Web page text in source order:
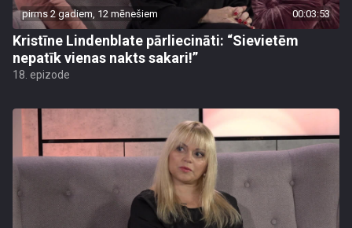
pirms 2 gadiem, 12 mēnešiem 00:03:53
Kristīne Lindenblate pārliecināti: “Sievietēm
nepatīk vienas nakts sakari!”
18. epizode